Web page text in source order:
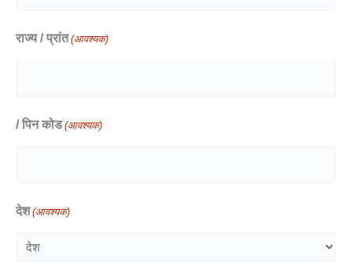
राज्य / प्रांत (आवश्यक)
/ पिन कोड (आवश्यक)
देश (आवश्यक)